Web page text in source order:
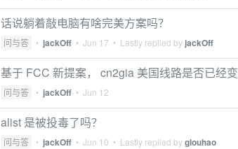
话说躺着敲电脑有啥完美方案吗？
问与答 • jackOff • Jun 17 • Lastly replied by jackOff
基于 FCC 新提案， cn2gia 美国线路是否已经变
问与答 • jackOff • Jun 12
alist 是被投毒了吗？
问与答 • jackOff • Jun 10 • Lastly replied byglouhao